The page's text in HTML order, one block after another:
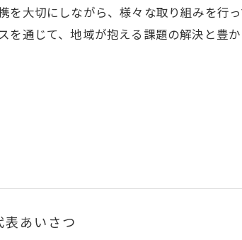
を大切にしながら、様々な取り組みを行
を通じて、地域が抱える課題の解決と豊
表あいさつ